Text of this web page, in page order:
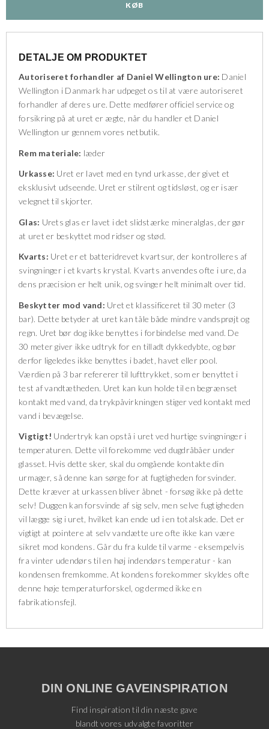
KØB
DETALJE OM PRODUKTET
Autoriseret forhandler af Daniel Wellington ure: Daniel
Wellington i Danmark har udpeget os til at være autoriseret
forhandler af deres ure. Dette medfører officiel service og
forsikring på at uret er ægte, når du handler et Daniel
Wellington ur gennem vores netbutik.
Rem materiale: læder
Urkasse: Uret er lavet med en tynd urkasse, der givet et
eksklusivt udseende. Uret er stilrent og tidsløst, og er især
velegnet til skjorter.
Glas: Urets glas er lavet i det slidstærke mineralglas, der gør
at uret er beskyttet mod ridser og stød.
Kvarts: Uret er et batteridrevet kvartsur, der kontrolleres af
svingninger i et kvarts krystal. Kvarts anvendes ofte i ure, da
dens præcision er helt unik, og svinger helt minimalt over tid.
Beskytter mod vand: Uret et klassificeret til 30 meter (3
bar). Dette betyder at uret kan tåle både mindre vandsprøjt og
regn. Uret bør dog ikke benyttes i forbindelse med vand. De
30 meter giver ikke udtryk for en tilladt dykkedybte, og bør
derfor ligeledes ikke benyttes i badet, havet eller pool.
Værdien på 3 bar refererer til lufttrykket, som er benyttet i
test af vandtætheden. Uret kan kun holde til en begrænset
kontakt med vand, da trykpåvirkningen stiger ved kontakt med
vand i bevægelse.
Vigtigt! Undertryk kan opstå i uret ved hurtige svingninger i
temperaturen. Dette vil forekomme ved dugdråbåer under
glasset. Hvis dette sker, skal du omgående kontakte din
urmager, så denne kan sørge for at fugtigheden forsvinder.
Dette kræver at urkassen bliver åbnet - forsøg ikke på dette
selv! Duggen kan forsvinde af sig selv, men selve fugtigheden
vil lægge sig i uret, hvilket kan ende ud i en totalskade. Det er
vigtigt at pointere at selv vandætte ure ofte ikke kan være
sikret mod kondens. Går du fra kulde til varme - eksempelvis
fra vinter udendørs til en høj indendørs temperatur - kan
kondensen fremkomme. At kondens forekommer skyldes ofte
denne høje temperaturforskel, og dermed ikke en
fabrikationsfejl.
DIN ONLINE GAVEINSPIRATION
Find inspiration til din næste gave
blandt vores udvalgte favoritter